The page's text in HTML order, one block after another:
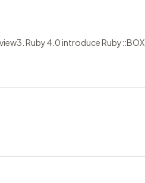
Ruby 4.0 introduce Ruby::BOX